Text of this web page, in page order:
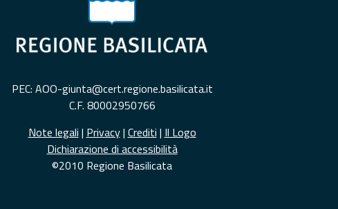
PEC: AOO-giunta@cert.regione.basilicata.it
C.F. 80002950766
Note legali | Privacy| Crediti | Il Logo
Dichiarazione di accessibilità
©2010 Regione Basilicata